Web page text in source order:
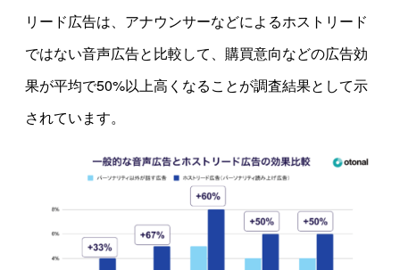
リード広告は、アナウンサーなどによるホストリード
ではない音声広告と比較して、購買意向などの広告効
果が平均で50%以上高くなることが調査結果として示
されています。